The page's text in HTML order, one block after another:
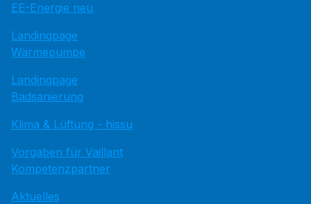
EE-Energie neu
Landingpage
Wärmepumpe
Landingpage
Badsanierung
Klima & Lüftung - hissu
Vorgaben für Vaillant
Kompetenzpartner
Aktuelles